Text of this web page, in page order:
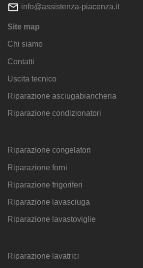
info@assistenza-piacenza.it
Site map
Chi siamo
Contatti
Uscita tecnico
Riparazione asciugabiancheria
Riparazione condizionatori
Riparazione congelatori
Riparazione forni
Riparazione frigoriferi
Riparazione lavasciuga
Riparazione lavastoviglie
Riparazione lavatrici